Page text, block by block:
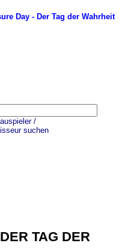
Day - Der Tag der Wahrheit
/
suchen
TAG DER